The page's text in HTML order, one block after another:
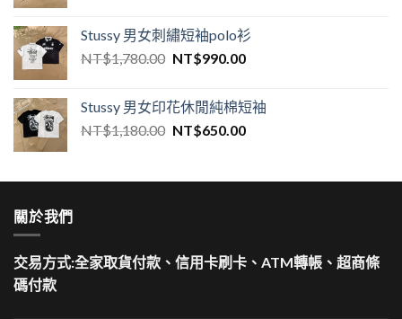
Stussy 男女刺繡短袖polo衫
NT$1,780.00 NT$990.00
Stussy 男女印花休閒純棉短袖
NT$1,180.00 NT$650.00
關於我們
交易方式:全家取貨付款、信用卡刷卡、ATM轉帳、超商條
碼付款